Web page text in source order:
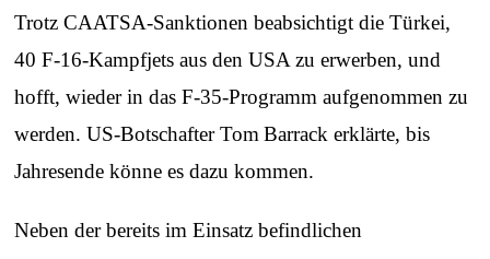
Trotz CAATSA-Sanktionen beabsichtigt die Türkei,
40 F‑16-Kampfjets aus den USA zu erwerben, und
hofft, wieder in das F‑35-Programm aufgenommen zu
werden. US-Botschafter Tom Barrack erklärte, bis
Jahresende könne es dazu kommen.
Neben der bereits im Einsatz befindlichen